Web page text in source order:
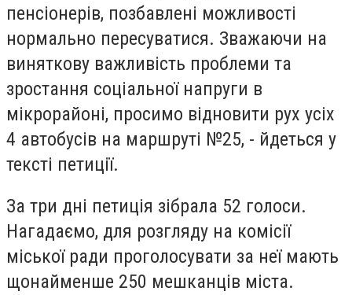
пенсіонерів, позбавлені можливості
нормально пересуватися. Зважаючи на
виняткову важливість проблеми та
зростання соціальної напруги в
мікрорайоні, просимо відновити рух усіх
4 автобусів на маршруті №25, - йдеться у
тексті петиції.
За три дні петиція зібрала 52 голоси.
Нагадаємо, для розгляду на комісії
міської ради проголосувати за неї мають
щонайменше 250 мешканців міста.